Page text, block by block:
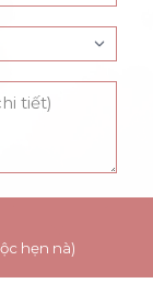
hẹn nà)